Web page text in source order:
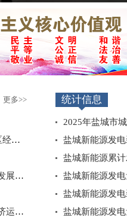
更多>>
一图读懂|2026年1-5月份盐都区经济运行简况
2025年盐城市国民经济和社会发展统计公报
一图读懂2026年一季度盐城经济运行情况
统计信息
盐城新能源累
盐城新能源发